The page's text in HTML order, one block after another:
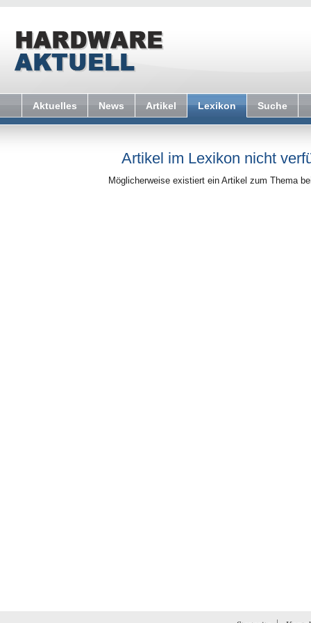
Aktuelles News Artikel Lexikon Suche
Artikel im Lexikon nicht
Möglicherweise existiert ein Artikel zum Thema